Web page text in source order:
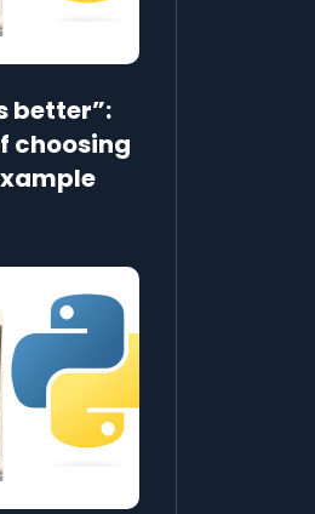
better”:
choosing